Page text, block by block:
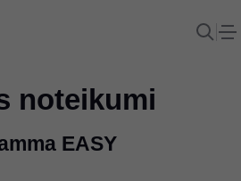
noteikumi
EASY